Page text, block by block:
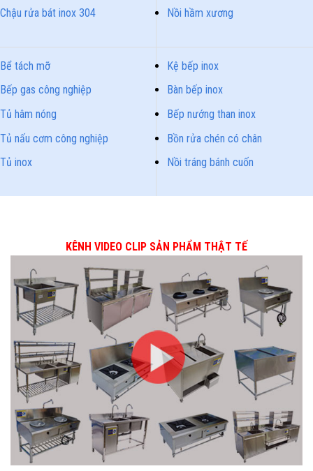
Chậu rửa bát inox 304 Nồi hầm xương
Bể tách mỡ
Bếp gas công nghiệp
Tủ hâm nóng
Tủ nấu cơm công nghiệp
Tủ inox
Kệ bếp inox
Bàn bếp inox
Bếp nướng than inox
Bồn rửa chén có chân
Nồi tráng bánh cuốn
KÊNH VIDEO CLIP SẢN PHẨM THẬT TẾ